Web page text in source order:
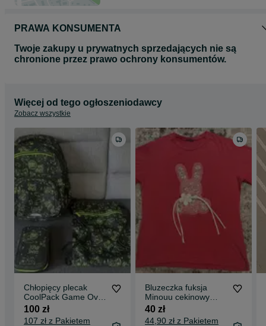
PRAWA KONSUMENTA
Twoje zakupy u prywatnych sprzedających nie są
chronione przez prawo ochrony konsumentów.
Więcej od tego ogłoszeniodawcy
Zobacz wszystkie
Chłopięcy plecak
CoolPack Game Over
+ worek + gratis
piórnik
100 zł
107 zł z Pakietem
Bluzeczka fuksja
Minouu cekinowy
królik rozmiar
uniewersalny
40 zł
44,90 zł z Pakietem